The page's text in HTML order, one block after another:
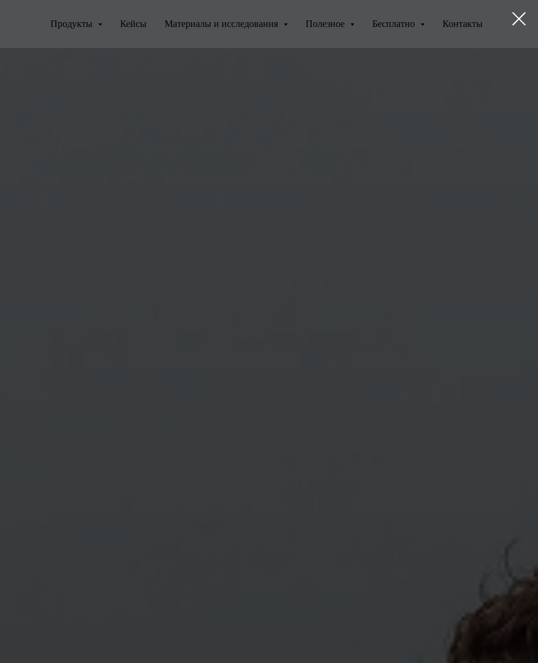
Продукты Кейсы Материалы и исследования Полезное Бесплатно Контакты